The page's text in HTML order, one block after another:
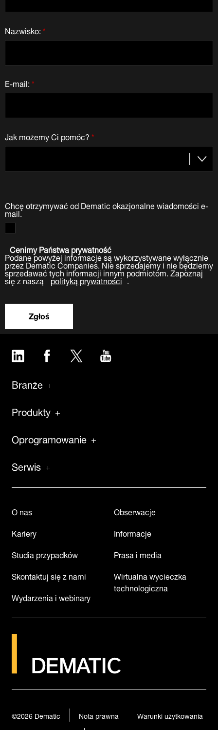
*
Nazwisko:
*
E-mail:
*
Jak możemy Ci pomóc?
Chcę otrzymywać od Dematic okazjonalne wiadomości e-
mail.
Cenimy Państwa prywatność
Podane powyżej informacje są wykorzystywane wyłącznie
przez Dematic Companies. Nie sprzedajemy i nie będziemy
sprzedawać tych informacji innym podmiotom. Zapoznaj
się z naszą polityką prywatności .
Zgłoś
LinkedIn Facebook Twitter
Branże
Produkty
Oprogramowanie
Serwis
O nas
Kariery
Studia przypadków
Skontaktuj się z nami
Wydarzenia i webinary
Obserwacje
Informacje
Prasa i media
Wirtualna wycieczka
technologiczna
©2026Dematic Nota prawna
Warunki użytkowania